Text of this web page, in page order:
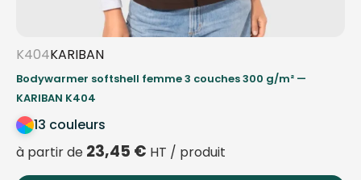
K404KARIBAN
Bodywarmer softshell femme 3 couches 300 g/m² —
KARIBAN K404
13 couleurs
à partir de 23,45 € HT / produit